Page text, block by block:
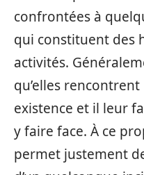
confrontées à
qui constituent des
activités.
qu’elles
existence et il leur
y faire face. À ce
permet justement